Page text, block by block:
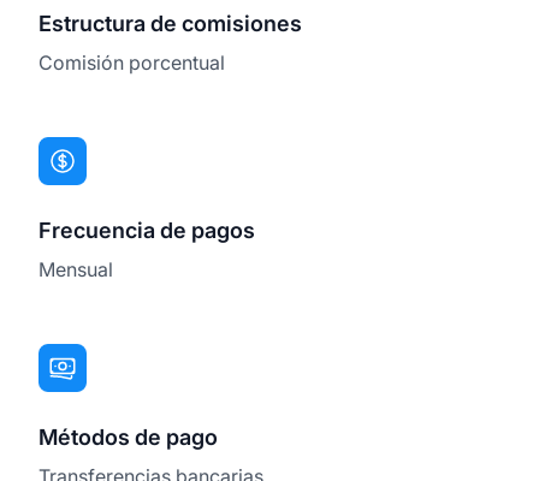
Estructura de comisiones
Comisión porcentual
Frecuencia de pagos
Mensual
Métodos de pago
Transferencias bancarias